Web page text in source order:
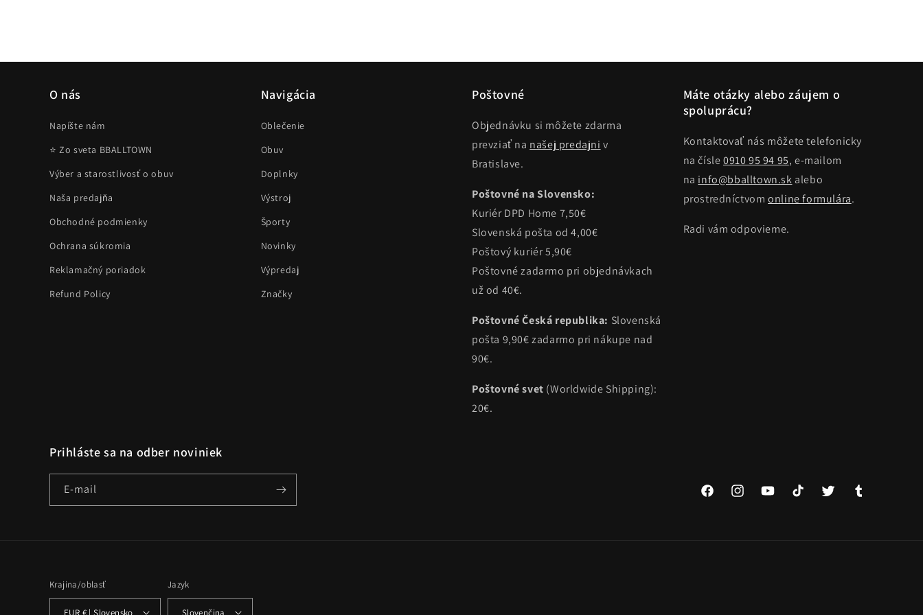
O nás
Napíšte nám
⭐ Zo sveta BBALLTOWN
Výber a starostlivosť o obuv
Naša predajňa
Obchodné podmienky
Ochrana súkromia
Reklamačný poriadok
Refund Policy
Navigácia
Oblečenie
Obuv
Doplnky
Výstroj
Športy
Novinky
Výpredaj
Značky
Poštovné
Objednávku si môžete zdarma
prevziať na našej predajni v
Bratislave.
Poštovné na Slovensko:
Kuriér DPD Home 7,50€
Slovenská pošta od 4,00€
Poštový kuriér 5,90€
Poštovné zadarmo pri objednávkach
už od 40€.
Poštovné Česká republika: Slovenská
pošta 9,90€ zadarmo pri nákupe nad
90€.
Poštovné svet (Worldwide Shipping):
20€.
Máte otázky alebo záujem o
spoluprácu?
Kontaktovať nás môžete telefonicky
na čísle0910 95 94 95, e-mailom
na info@bballtown.sk alebo
prostredníctvomonline formulára.
Radi vám odpovieme.
Prihláste sa na odber noviniek
E-mail
FacebookInstagramYouTubeTikTok Twitter Tumblr
Krajina/oblasť
EUR € | Slovensko
Jazyk
Slovenčina